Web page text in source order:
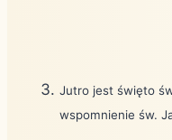
Jutro jest święto
wspomnienie św.